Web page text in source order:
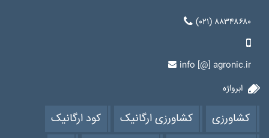
(۰۲۱) ۸۸۳۴۸۶۸۰
info [@] agronic.ir
ابرواژه
کشاورزی کشاورزی ارگانیک
کود ارگانیک